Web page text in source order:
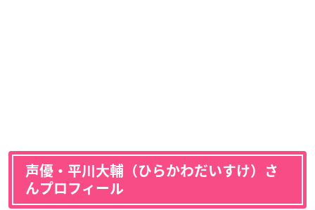
声優・平川大輔（ひらかわだいすけ）さ
んプロフィール